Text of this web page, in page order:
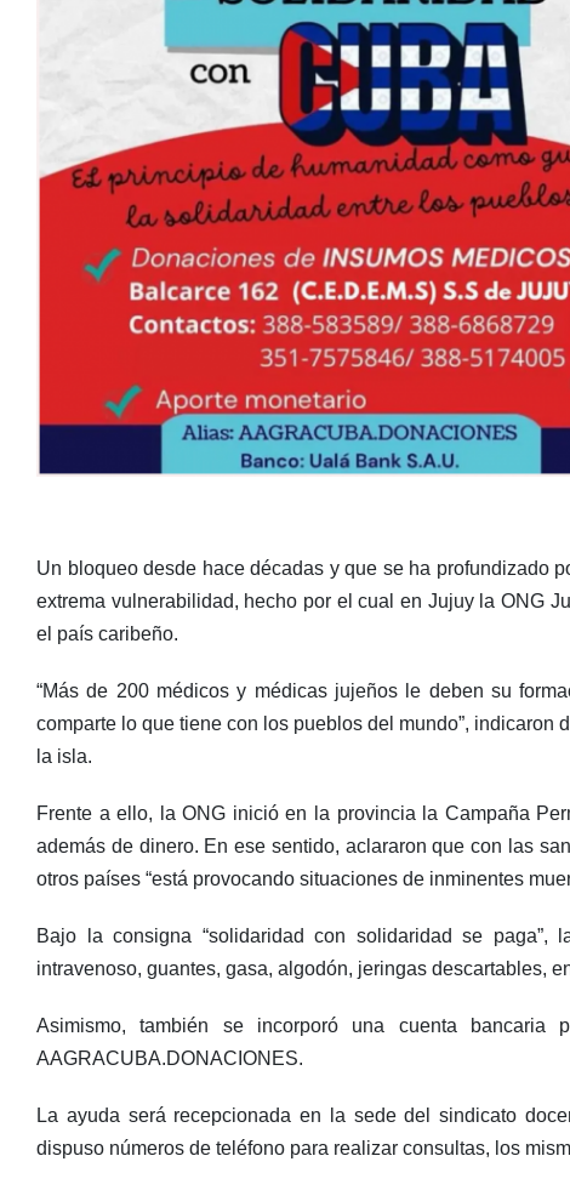
Un bloqueo desde hace décadas y que se ha profundizado
extrema vulnerabilidad, hecho por el cual en Jujuy la ONG
el país caribeño.
“Más de 200 médicos y médicas jujeños le deben su
comparte lo que tiene con los pueblos del mundo”,
la isla.
Frente a ello, la ONG inició en la provincia la Campaña
además de dinero. En ese sentido, aclararon que con las
otros países “está provocando situaciones de inminentes
Bajo la consigna “solidaridad con solidaridad se paga”,
intravenoso, guantes, gasa, algodón, jeringas descartables,
Asimismo, también se incorporó una cuenta
AAGRACUBA.DONACIONES.
La ayuda será recepcionada en la sede del sindicato
dispuso números de teléfono para realizar consultas, los